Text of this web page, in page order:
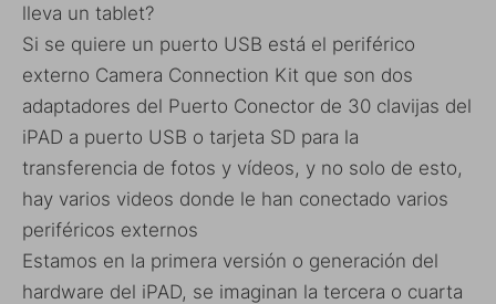
lleva un tablet?
Si se quiere un puerto USB está el periférico
externo Camera Connection Kit que son dos
adaptadores del Puerto Conector de 30 clavijas del
iPAD a puerto USB o tarjeta SD para la
transferencia de fotos y vídeos, y no solo de esto,
hay varios videos donde le han conectado varios
periféricos externos
Estamos en la primera versión o generación del
hardware del iPAD, se imaginan la tercera o cuarta